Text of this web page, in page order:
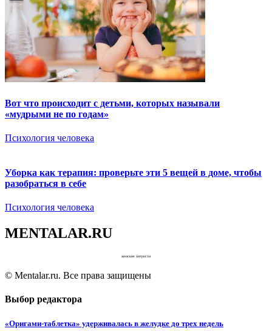
Вот что происходит с детьми, которых называли
«мудрыми не по годам»
Психология человека
Уборка как терапия: проверьте эти 5 вещей в доме, чтобы
разобраться в себе
Психология человека
MENTALAR.RU
женские хитрости
© Mentalar.ru. Все права защищены
Выбор редактора
«Оригами-таблетка» удерживалась в желудке до трех недель